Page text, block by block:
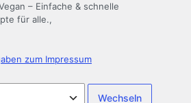
– Einfache & schnelle
für alle.,
zum Impressum​